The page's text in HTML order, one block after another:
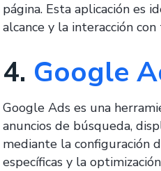
página. Esta aplicación es
alcance y la interacción
4. Google
Google Ads es una
anuncios de búsqueda,
mediante la configuración
específicas y la